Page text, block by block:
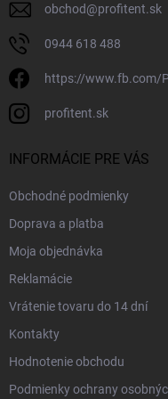
obchod@profitent.sk
0944 618 488
https://www.fb.com/
profitent.sk
INFORMÁCIE PRE VÁS
Obchodné podmienky
Doprava a platba
Moja objednávka
Reklamácie
Vrátenie tovaru do 14 dní
Kontakty
Hodnotenie obchodu
Podmienky ochrany